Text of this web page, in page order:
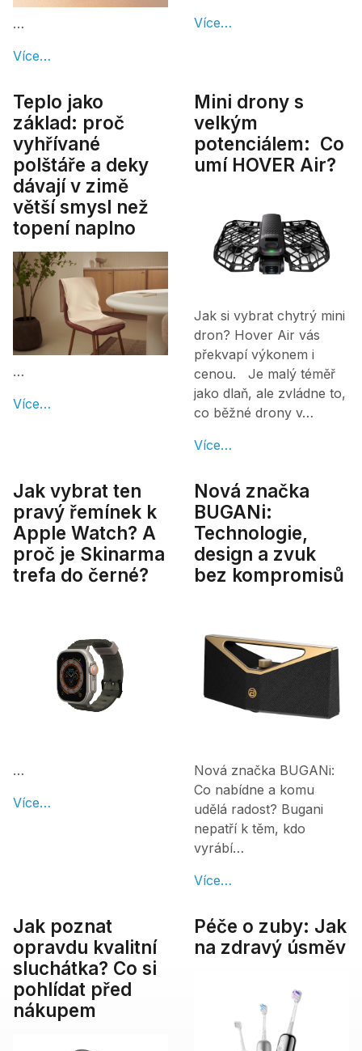
…
Více…
Více…
Teplo jako
základ: proč
vyhřívané
polštáře a deky
dávají v zimě
větší smysl než
topení naplno
…
Více…
Mini drony s
velkým
potenciálem: Co
umí HOVER Air?
Jak si vybrat chytrý mini
dron? Hover Air vás
překvapí výkonem i
cenou. Je malý téměř
jako dlaň, ale zvládne to,
co běžné drony v…
Více…
Jak vybrat ten
pravý řemínek k
Apple Watch? A
proč je Skinarma
trefa do černé?
…
Více…
Nová značka
BUGANi:
Technologie,
design a zvuk
bez kompromisů
Nová značka BUGANi:
Co nabídne a komu
udělá radost? Bugani
nepatří k těm, kdo
vyrábí…
Více…
Jak poznat
opravdu kvalitní
sluchátka? Co si
pohlídat před
nákupem
Péče o zuby: Jak
na zdravý úsměv